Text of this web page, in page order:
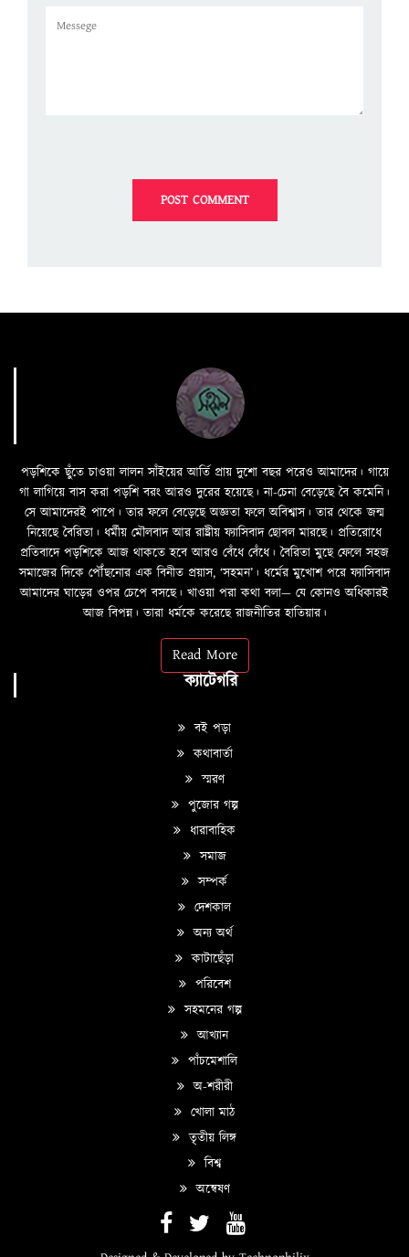
পড়শিকে ছুঁতে চাওয়া লালন সাঁইয়ের আর্তি প্রায় দুশো বছর পরেও আমাদের। গায়ে
গা লাগিয়ে বাস করা পড়শি বরং আরও দুরের হয়েছে। না-চেনা বেড়েছে বৈ কমেনি।
সে আমাদেরই পাপে। তার ফলে বেড়েছে অজ্ঞতা ফলে অবিশ্বাস। তার থেকে জন্ম
নিয়েছে বৈরিতা। ধর্মীয় মৌলবাদ আর রাষ্ট্রীয় ফ্যাসিবাদ ছোবল মারছে। প্রতিরোধে
প্রতিবাদে পড়শিকে আজ থাকতে হবে আরও বেঁধে বেঁধে। বৈরিতা মুছে ফেলে সহজ
সমাজের দিকে পৌঁছনোর এক বিনীত প্রয়াস, ‘সহমন’। ধর্মের মুখোশ পরে ফ্যাসিবাদ
আমাদের ঘাড়ের ওপর চেপে বসছে। খাওয়া পরা কথা বলা—­­ যে কোনও অধিকারই
আজ বিপন্ন। তারা ধর্মকে করেছে রাজনীতির হাতিয়ার।
Read More
ক্যাটেগরি
বই পড়া
কথাবার্তা
স্মরণ
পুজোর গল্প
ধারাবাহিক
সমাজ
সম্পর্ক
দেশকাল
অন্য অর্থ
কাটাছেঁড়া
পরিবেশ
সহমনের গল্প
আখ্যান
পাঁচমেশালি
অ-শরীরী
খোলা মাঠ
তৃতীয় লিঙ্গ
বিশ্ব
অন্বেষণ